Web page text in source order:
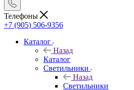
Телефоны
+7 (905) 506-9356
Каталог
Назад
Каталог
Светильники
Назад
Светильники